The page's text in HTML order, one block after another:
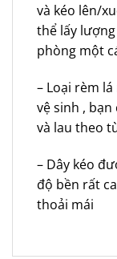
và kéo lên/
thể lấy
phòng một
– Loại rèm
vệ sinh ,
và lau theo
– Dây kéo
độ bền rất
thoải mái